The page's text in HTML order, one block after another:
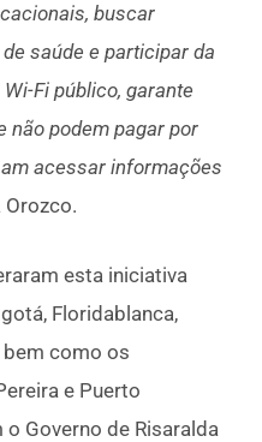
buscar
saúde e participar da
Fi público, garante
não podem pagar por
acessar informações
esta iniciativa
Floridablanca,
bem como os
e Puerto
Governo de Risaralda